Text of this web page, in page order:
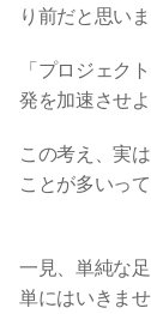
り前だと思いま
「プロジェク
発を加速させよ
この考え、実
ことが多いっ
一見、単純な
単にはいきませ